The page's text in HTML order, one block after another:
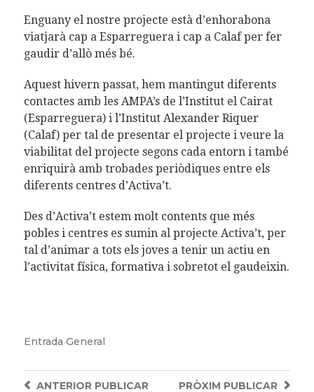
Enguany el nostre projecte està d’enhorabona
viatjarà cap a Esparreguera i cap a Calaf per fer
gaudir d’allò més bé.
Aquest hivern passat, hem mantingut diferents
contactes amb les AMPA’s de l’Institut el Cairat
(Esparreguera) i l’Institut Alexander Riquer
(Calaf) per tal de presentar el projecte i veure la
viabilitat del projecte segons cada entorn i també
enriquirà amb trobades periòdiques entre els
diferents centres d’Activa’t.
Des d’Activa’t estem molt contents que més
pobles i centres es sumin al projecte Activa’t, per
tal d’animar a tots els joves a tenir un actiu en
l’activitat física, formativa i sobretot el gaudeixin.
Entrada General
PRÒXIM PUBLICAR
ANTERIORPUBLICAR